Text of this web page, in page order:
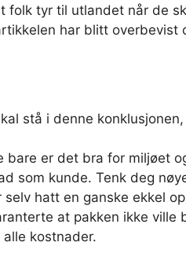
folk tyr til utlandet når de
har blitt
stå i denne konklusjonen,
bare er det bra for miljøet
som kunde. Tenk deg
hatt en ganske ekkel
at pakken ikke ville
kostnader.